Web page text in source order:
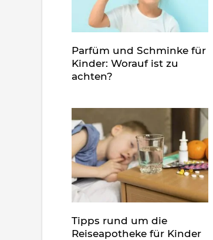
Parfüm und Schminke für
Kinder: Worauf ist zu
achten?
Tipps rund um die
Reiseapotheke für Kinder